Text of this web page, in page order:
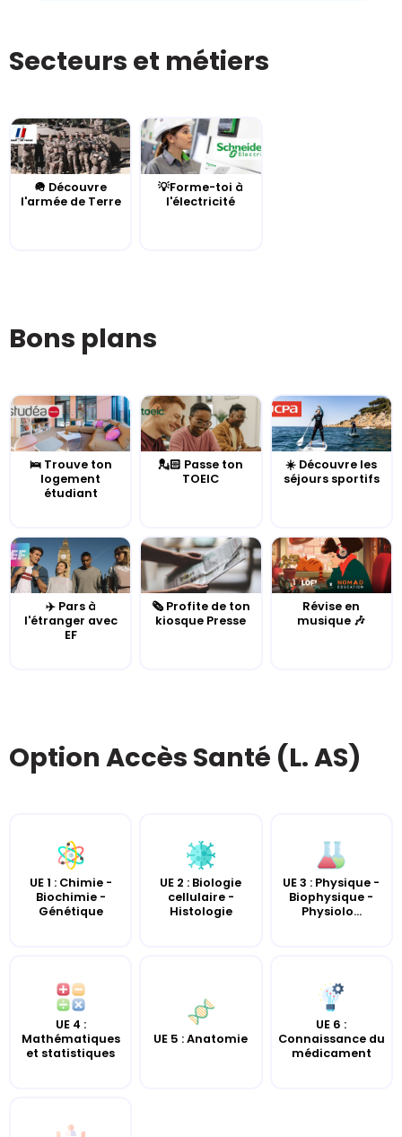
Secteurs et métiers
🪖 Découvre
l'armée de Terre
💡Forme-toi à
l'électricité
Bons plans
🛌 Trouve ton
logement
étudiant
💂🏻 Passe ton
TOEIC
☀️ Découvre les
séjours sportifs
✈️ Pars à
l'étranger avec
EF
🗞️ Profite de ton
kiosque Presse
Révise en
musique 🎶
Option Accès Santé (L. AS)
UE 1 : Chimie -
Biochimie -
Génétique
UE 2 : Biologie
cellulaire -
Histologie
UE 3 : Physique -
Biophysique -
Physiolo...
UE 4 :
Mathématiques
et statistiques
UE 5 : Anatomie
UE 6 :
Connaissance du
médicament